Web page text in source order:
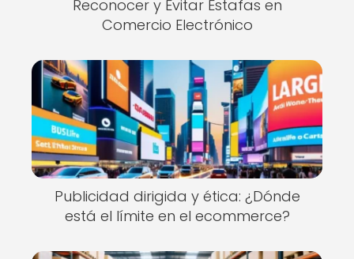
Reconocer y Evitar Estafas en
Comercio Electrónico
Publicidad dirigida y ética: ¿Dónde
está el límite en el ecommerce?